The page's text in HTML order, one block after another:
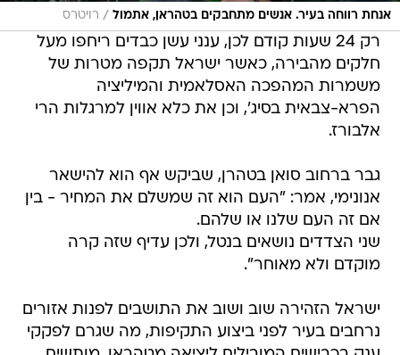
אנחת רווחה בעיר. אנשים מתחבקים בטהראן, אתמול / רויטרס
רק 24 שעות קודם לכן, ענני עשן כבדים ריחפו מעל
חלקים מהבירה, כאשר ישראל תקפה מטרות של
משמרות המהפכה האסלאמית והמיליציה
הפרא-צבאית בסיג', וכן את כלא אווין למרגלות הרי
אלבורז.
גבר ברחוב סואן בטהרן, שביקש אף הוא להישאר
אנונימי, אמר: "העם הוא זה שמשלם את המחיר - בין
אם זה העם שלנו או שלהם.
שני הצדדים נושאים בנטל, ולכן עדיף שזה קרה
מוקדם ולא מאוחר".
ישראל הזהירה שוב ושוב את התושבים לפנות אזורים
נרחבים בעיר לפני ביצוע התקיפות, מה שגרם לפקקי